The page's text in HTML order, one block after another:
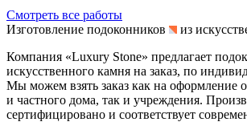
Смотреть все работы
Изготовление подоконников
из
Компания «Luxury Stone» предлагает
искусственного камня на заказ, по
Мы можем взять заказ как на оформление
и частного дома, так и учреждения.
сертифицировано и соответствует